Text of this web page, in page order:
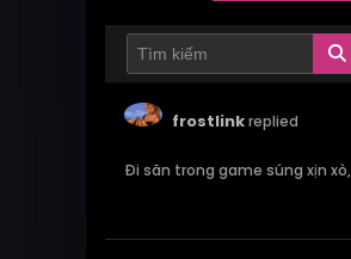
frostlinkreplied
Đi săn trong game súng xịn